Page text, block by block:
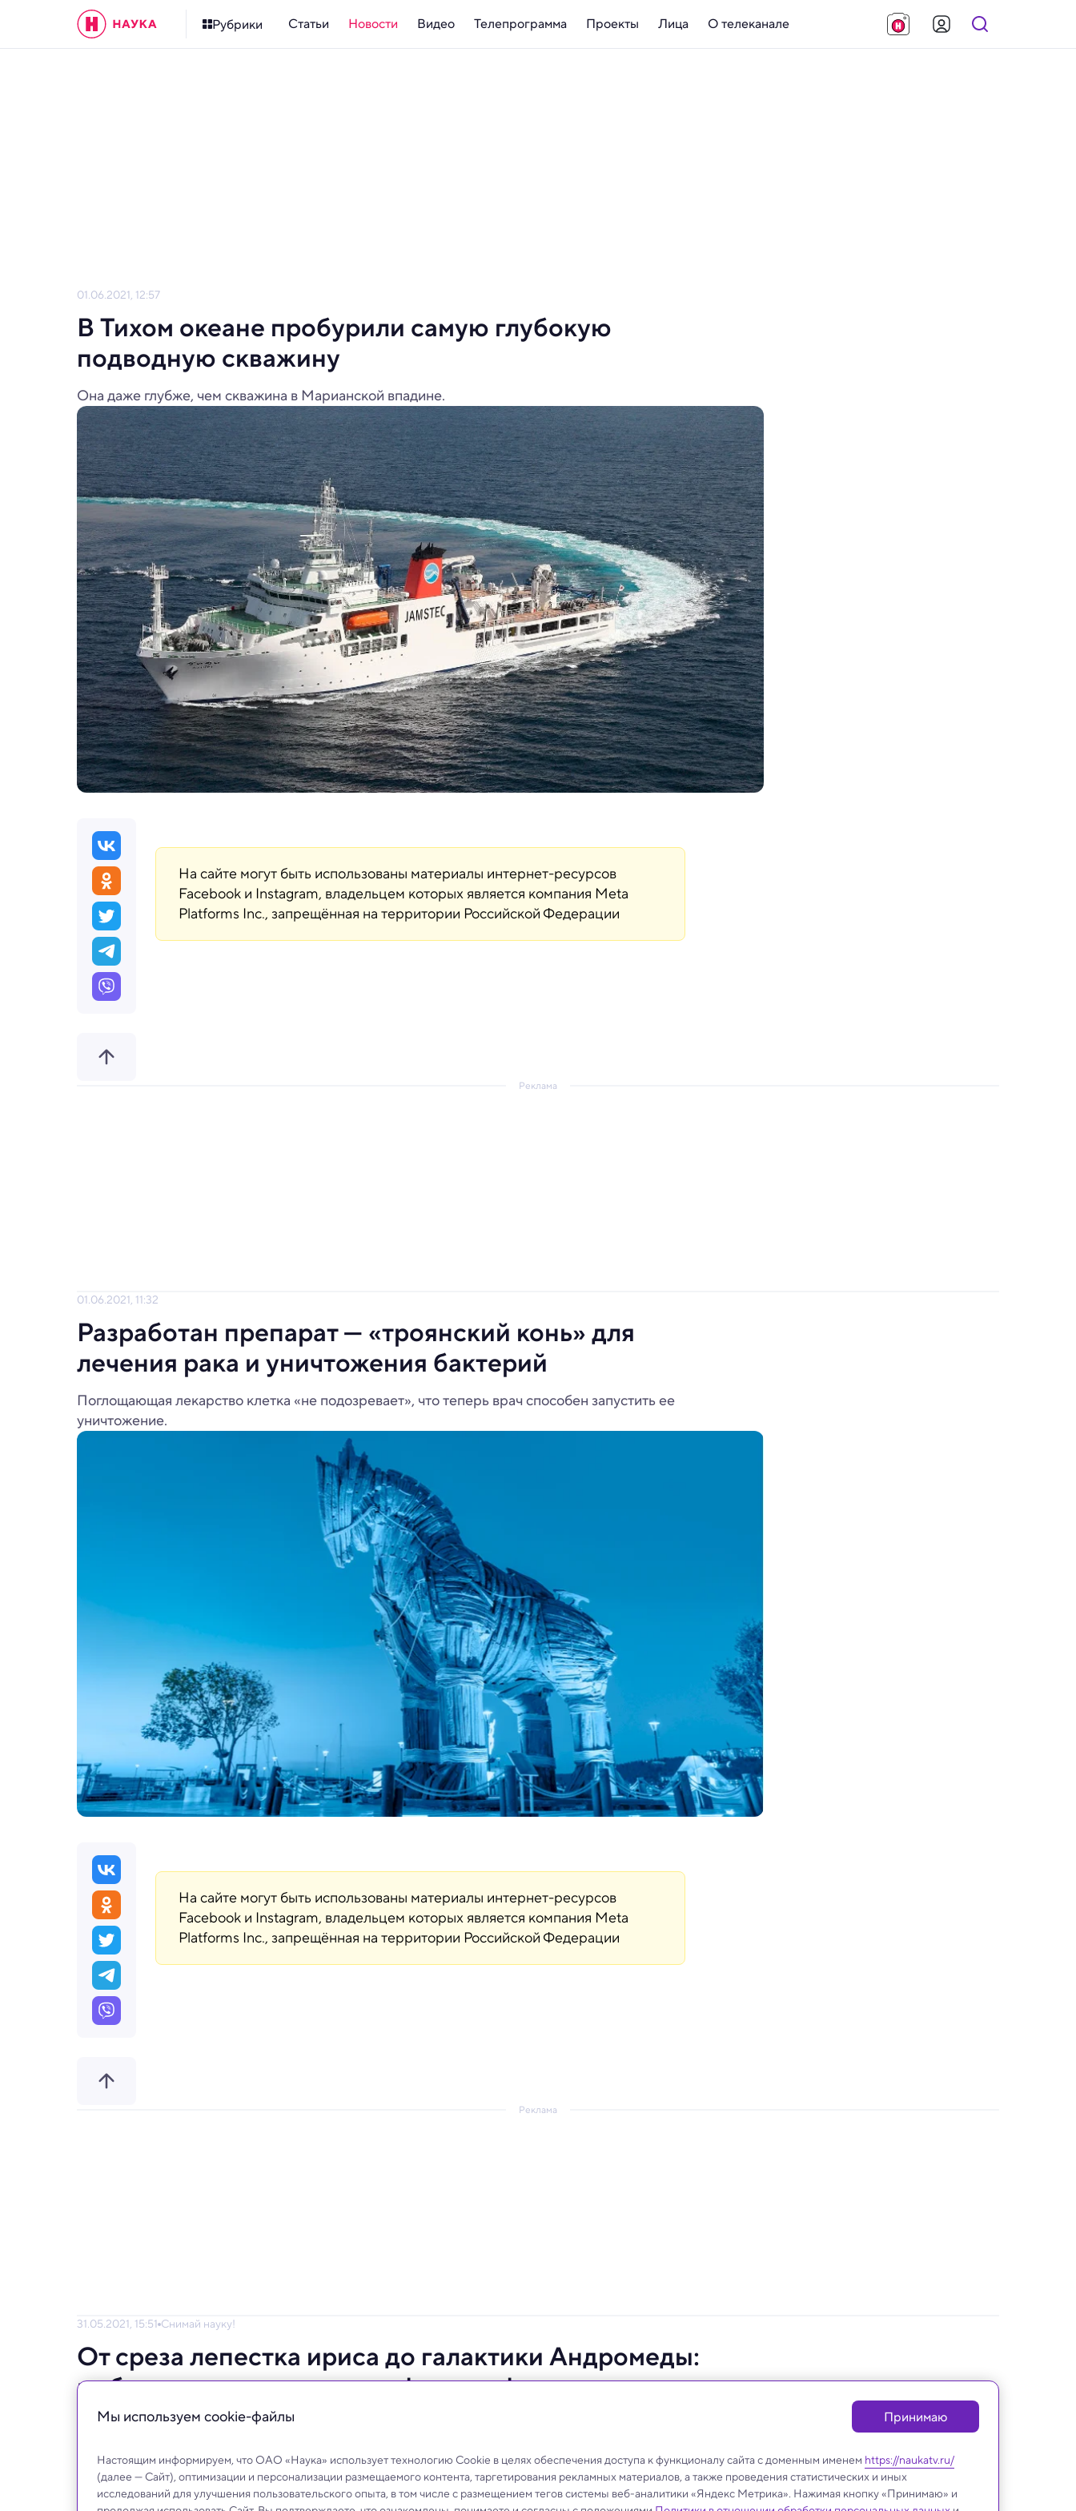
Рубрики Статьи Новости Видео Телепрограмма Проекты Лица О телеканале
01.06.2021, 12:57
В Тихом океане пробурили самую глубокую
подводную скважину
Она даже глубже, чем скважина в Марианской впадине.
На сайте могут быть использованы материалы интернет-ресурсов
Facebook и Instagram, владельцем которых является компания Meta
Platforms Inc., запрещённая на территории Российской Федерации
Реклама
01.06.2021, 11:32
Разработан препарат — «троянский конь» для
лечения рака и уничтожения бактерий
Поглощающая лекарство клетка «не подозревает», что теперь врач способен запустить ее
уничтожение.
На сайте могут быть использованы материалы интернет-ресурсов
Facebook и Instagram, владельцем которых является компания Meta
Platforms Inc., запрещённая на территории Российской Федерации
Реклама
31.05.2021, 15:51 Снимай науку!
От среза лепестка ириса до галактики Андромеды:
выбраны лучшие научные фотографии конкурса
«Снимай науку!»
Названы имена лучших авторов, чьи снимки украсили научные статьи «Википедии».
Мы используем сookie-файлы Принимаю
Настоящим информируем, что ОАО «Наука» использует технологию Cookie в целях обеспечения доступа к функционалу сайта с доменным именем https://naukatv.ru/
(далее — Сайт), оптимизации и персонализации размещаемого контента, таргетирования рекламных материалов, а также проведения статистических и иных
исследований для улучшения пользовательского опыта, в том числе с размещением тегов системы веб-аналитики «Яндекс Метрика». Нажимая кнопку «Принимаю» и